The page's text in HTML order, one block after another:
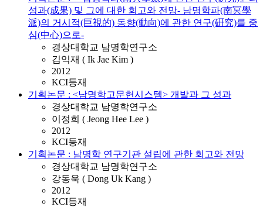
성과(成果) 및 그에 대한 회고와 전망- 남명학파(南冥學
派)의 거시적(巨視的) 동향(動向)에 관한 연구(硏究)를 중
심(中心)으로-
경상대학교 남명학연구소
김익재 ( Ik Jae Kim )
2012
KCI등재
기획논문 : <남명학고문헌시스템> 개발과 그 성과
경상대학교 남명학연구소
이정희 ( Jeong Hee Lee )
2012
KCI등재
기획논문 : 남명학 연구기관 설립에 관한 회고와 전망
경상대학교 남명학연구소
강동욱 ( Dong Uk Kang )
2012
KCI등재